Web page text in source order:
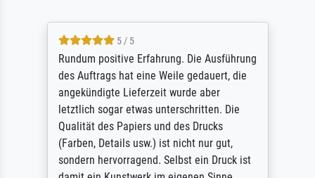
5 / 5
Rundum positive Erfahrung. Die Ausführung
des Auftrags hat eine Weile gedauert, die
angekündigte Lieferzeit wurde aber
letztlich sogar etwas unterschritten. Die
Qualität des Papiers und des Drucks
(Farben, Details usw.) ist nicht nur gut,
sondern hervorragend. Selbst ein Druck ist